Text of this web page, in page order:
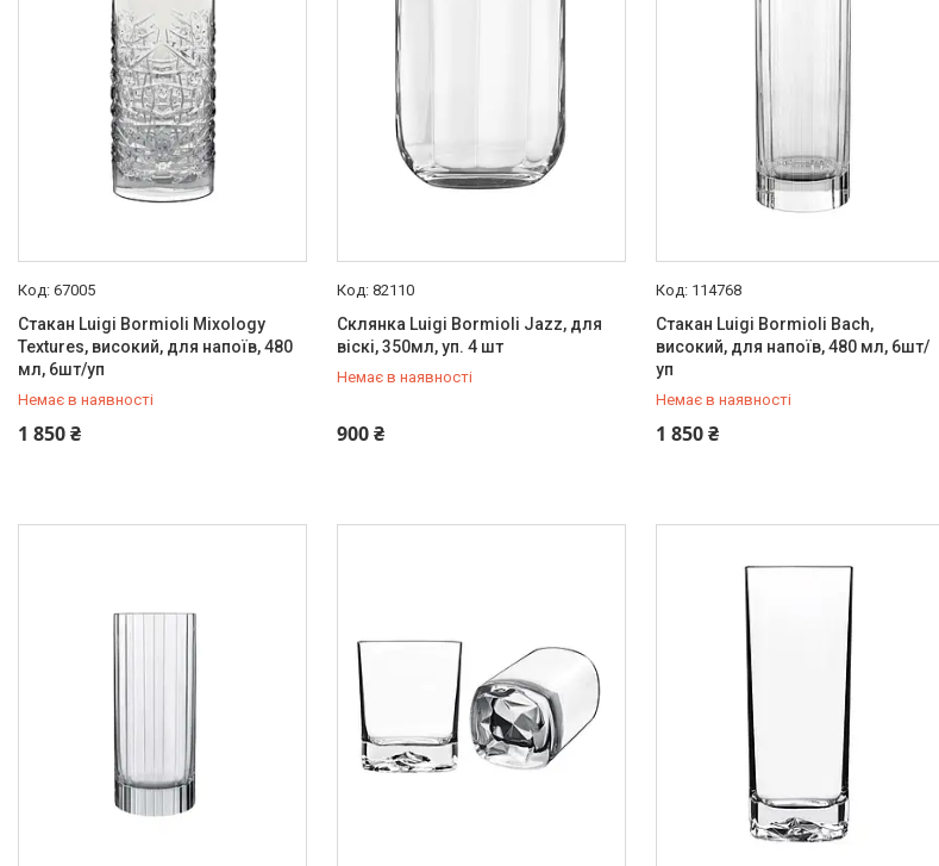
67005
Стакан Luigi Bormioli Mixology
Textures, високий, для напоїв, 480
мл, 6шт/уп
Немає в наявності
1 850 ₴
+380 (67) 519-99-10
82110
Склянка Luigi Bormioli Jazz, для
віскі, 350мл, уп. 4 шт
Немає в наявності
900 ₴
+380 (67) 519-99-10
114768
Стакан Luigi Bormioli Bach,
високий, для напоїв, 480 мл, 6шт/
уп
Немає в наявності
1 850 ₴
+380 (67) 519-99-10